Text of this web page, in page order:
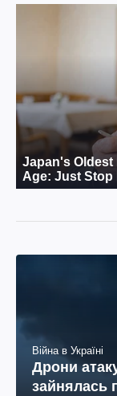
Війна в Україні
Дрони
зайнялась